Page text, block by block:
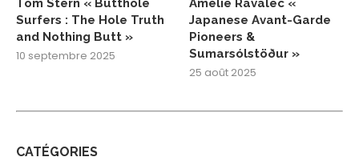
Tom Stern « Butthole
Surfers : The Hole Truth
and Nothing Butt »
10 septembre 2025
Amélie Ravalec «
Japanese Avant-Garde
Pioneers &
Sumarsólstöður »
25 août 2025
CATÉGORIES